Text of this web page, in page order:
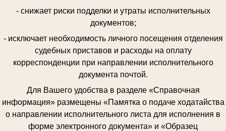
- снижает риски подделки и утраты исполнительных
документов;
- исключает необходимость личного посещения отделения
судебных приставов и расходы на оплату
корреспонденции при направлении исполнительного
документа почтой.
Для Вашего удобства в разделе «Справочная
информация» размещены «Памятка о подаче ходатайства
о направлении исполнительного листа для исполнения в
форме электронного документа» и «Образец